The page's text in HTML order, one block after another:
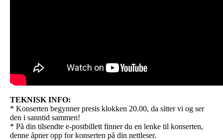
TEKNISK INFO:
* Konserten begynner presis klokken 20.00, da sitter vi og ser
den i sanntid sammen!
* På din tilsendte e-postbillett finner du en lenke til konserten,
denne åpner opp for konserten på din nettleser.